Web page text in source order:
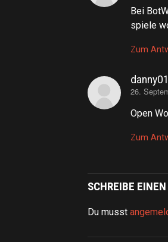
Bei
spiele
Zum
sagt:
26.
Open
Zum
SCHREIBE
Du musst